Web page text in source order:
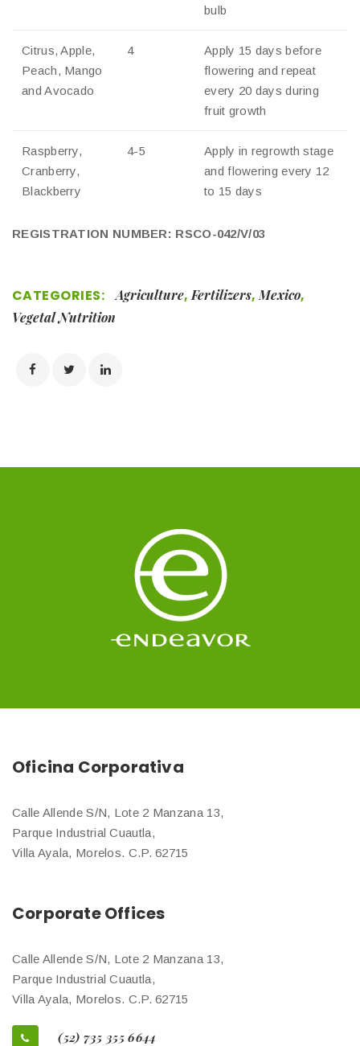
bulb
Citrus, Apple,
Peach, Mango
and Avocado
4
Apply 15 days before
flowering and repeat
every 20 days during
fruit growth
Raspberry,
Cranberry,
Blackberry
4-5
Apply in regrowth stage
and flowering every 12
to 15 days
REGISTRATION NUMBER: RSCO-042/V/03
CATEGORIES: Agriculture,Fertilizers,Mexico,
Vegetal Nutrition
Oficina Corporativa
Calle Allende S/N, Lote 2 Manzana 13,
Parque Industrial Cuautla,
Villa Ayala, Morelos. C.P. 62715
Corporate Offices
Calle Allende S/N, Lote 2 Manzana 13,
Parque Industrial Cuautla,
Villa Ayala, Morelos. C.P. 62715
(52) 735 355 6644